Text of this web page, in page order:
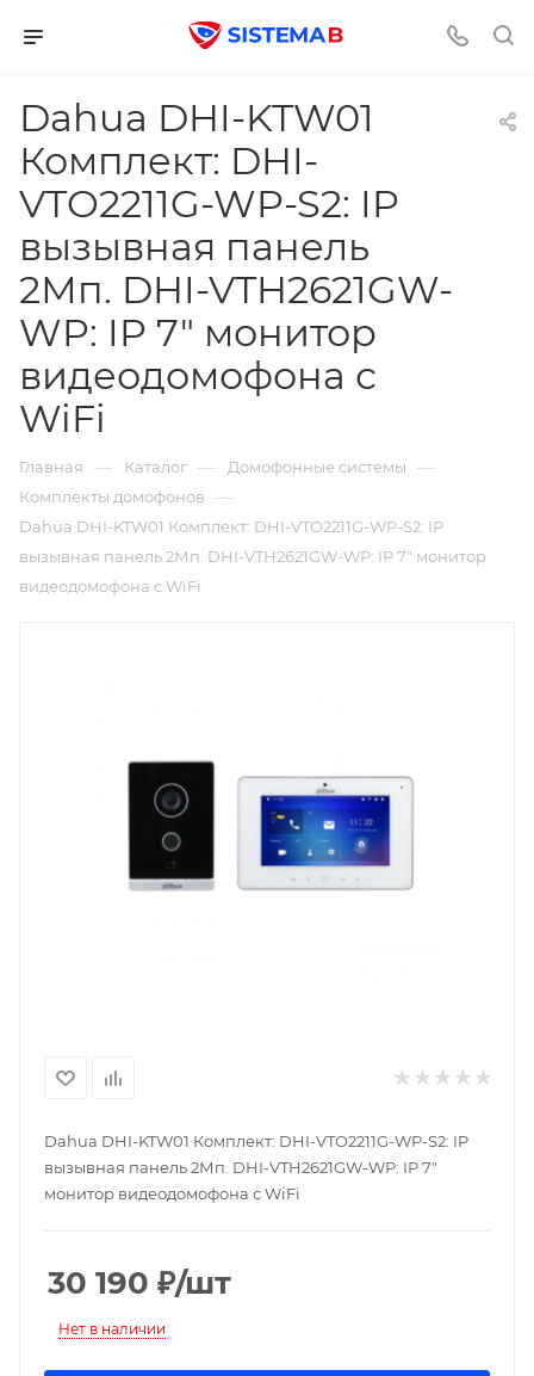
Dahua DHI-KTW01
Комплект: DHI-
VTO2211G-WP-S2: IP
вызывная панель
2Мп. DHI-VTH2621GW-
WP: IP 7" монитор
видеодомофона с
WiFi
Главная — Каталог — Домофонные системы —
Комплекты домофонов —
Dahua DHI-KTW01 Комплект: DHI-VTO2211G-WP-S2: IP
вызывная панель 2Мп. DHI-VTH2621GW-WP: IP 7" монитор
видеодомофона с WiFi
Dahua DHI-KTW01 Комплект: DHI-VTO2211G-WP-S2: IP
вызывная панель 2Мп. DHI-VTH2621GW-WP: IP 7"
монитор видеодомофона с WiFi
30 190 ₽/шт
Нет в наличии